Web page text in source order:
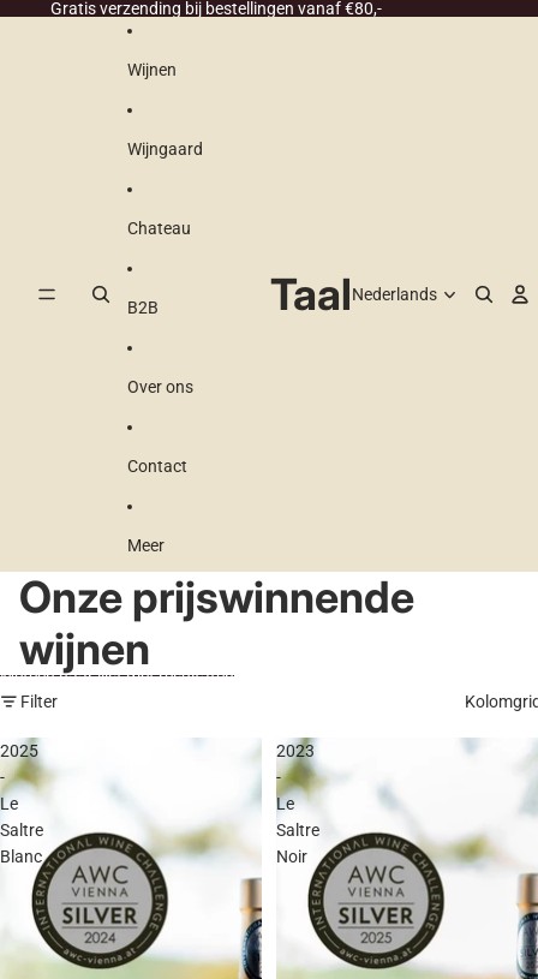
Gratis verzending bij bestellingen vanaf €80,-
Wijnen
Wijngaard
Chateau
B2B
Over ons
Contact
Meer
Taal
Onze prijswinnende
wijnen
Meteen naar lijst met resultaten
Filter
2025
-
Le
Saltre
Blanc
2023
-
Le
Saltre
Noir